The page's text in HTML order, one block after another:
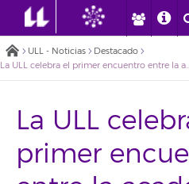
ULL - Noticias
Destacado
La ULL celebra el primer encuentro
La ULL
primer